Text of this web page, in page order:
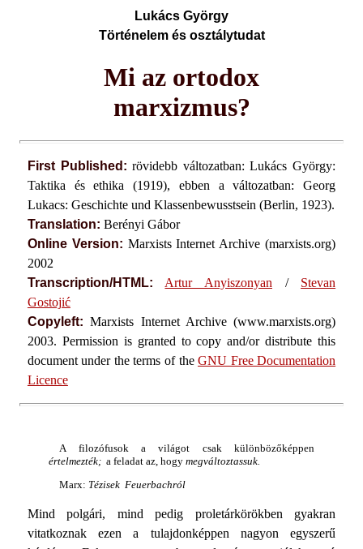
Lukács György
Történelem és osztálytudat
Mi az ortodox
marxizmus?
First Published: rövidebb változatban: Lukács György:
Taktika és ethika (1919), ebben a változatban: Georg
Lukacs: Geschichte und Klassenbewusstsein (Berlin, 1923).
Translation: Berényi Gábor
Online Version: Marxists Internet Archive (marxists.org)
2002
Transcription/HTML:
Artur Anyiszonyan / Stevan
Gostojić
Copyleft:Marxists Internet Archive (www.marxists.org)
2003. Permission is granted to copy and/or distribute this
document under the terms of theGNU Free Documentation
Licence
A filozófusok a világot csak különbözőképpen
értelmezték; a feladat az, hogy megváltoztassuk.
Marx: Tézisek Feuerbachról
Mind polgári, mind pedig proletárkörökben gyakran
vitatkoz­nak ezen a tulajdonképpen nagyon egyszerű